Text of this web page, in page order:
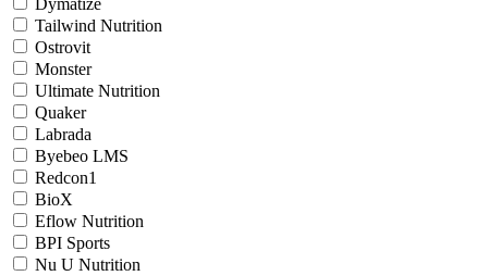
Dymatize
Tailwind Nutrition
Ostrovit
Monster
Ultimate Nutrition
Quaker
Labrada
Byebeo LMS
Redcon1
BioX
Eflow Nutrition
BPI Sports
Nu U Nutrition